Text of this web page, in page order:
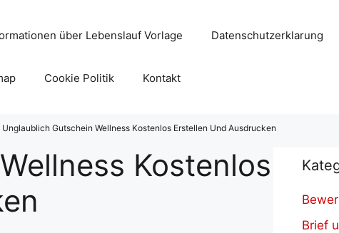
über Lebenslauf Vorlage Datenschutzerklarung
Cookie Politik Kontakt
Unglaublich Gutschein Wellness Kostenlos Erstellen Und Ausdrucken
Kostenlos
Brief